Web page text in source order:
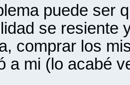
puede ser
se resiente
comprar los
a mi (lo acabé